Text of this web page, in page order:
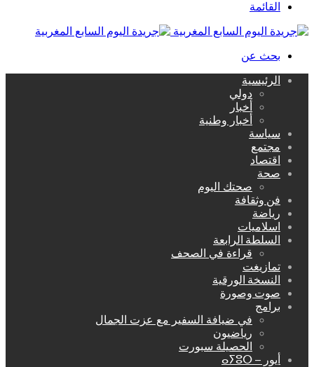
القائمة
بحث عن
الرئيسية
دولي
أخبار
أخبار وطنية
سياسة
مجتمع
اقتصاد
صحة
صحتك اليوم
فن وثقافة
رياضة
اسلاميات
السلطة الرابعة
قراءة في الصحف
تمازيغت
النسخة الورقية
صوت وصورة
برامج
في ضيافة السفير مع عزت الجمال
رياضيون
الحصيلة سبورت
أيور – ⴰⵢⵓⵔ